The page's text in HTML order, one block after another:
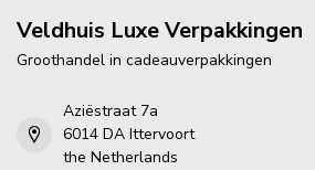
Veldhuis Luxe Verpakkingen
Groothandel in cadeauverpakkingen
Aziëstraat 7a
6014 DA Ittervoort
the Netherlands